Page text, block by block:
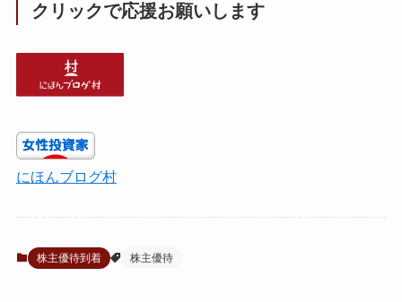
クリックで応援お願いします
にほんブログ村
株主優待到着 株主優待